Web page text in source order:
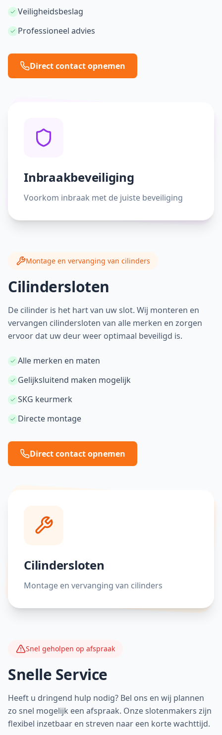
Veiligheidsbeslag
Professioneel advies
Direct contact opnemen
Inbraakbeveiliging
Voorkom inbraak met de juiste beveiliging
Montage en vervanging van cilinders
Cilindersloten
De cilinder is het hart van uw slot. Wij monteren en
vervangen cilindersloten van alle merken en zorgen
ervoor dat uw deur weer optimaal beveiligd is.
Alle merken en maten
Gelijksluitend maken mogelijk
SKG keurmerk
Directe montage
Direct contact opnemen
Cilindersloten
Montage en vervanging van cilinders
Snel geholpen op afspraak
Snelle Service
Heeft u dringend hulp nodig? Bel ons en wij plannen
zo snel mogelijk een afspraak. Onze slotenmakers zijn
flexibel inzetbaar en streven naar een korte wachttijd.